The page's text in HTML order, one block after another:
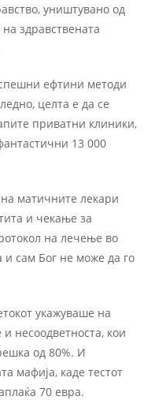
уништувано од
здравствената
ефтини методи
целта е да се
приватни клиники,
13 000
матичните лекари
и чекање за
на лечење во
и сам Бог не може да го
укажуваше на
несоодветноста, кои
од 80%. И
мафија, каде тестот
70 евра.